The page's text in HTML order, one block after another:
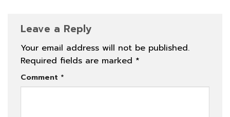
Leave a Reply
Your email address will not be published.
Required fields are marked *
Comment *